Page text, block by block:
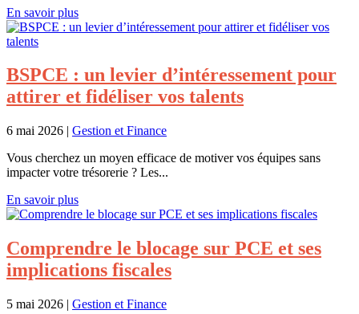
En savoir plus
BSPCE : un levier d’intéressement pour
attirer et fidéliser vos talents
6 mai 2026 | Gestion et Finance
Vous cherchez un moyen efficace de motiver vos équipes sans
impacter votre trésorerie ? Les...
En savoir plus
Comprendre le blocage sur PCE et ses
implications fiscales
5 mai 2026 | Gestion et Finance